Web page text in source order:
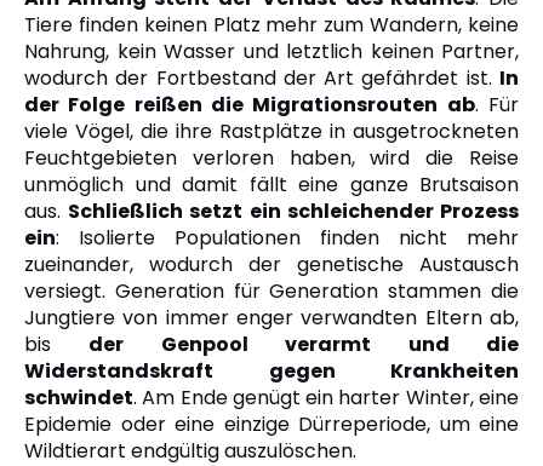
Tiere finden keinen Platz mehr zum Wandern, keine
Nahrung, kein Wasser und letztlich keinen Partner,
wodurch der Fortbestand der Art gefährdet ist. In
der Folge reißen die Migrationsrouten ab. Für
viele Vögel, die ihre Rastplätze in ausgetrockneten
Feuchtgebieten verloren haben, wird die Reise
unmöglich und damit fällt eine ganze Brutsaison
aus. Schließlich setzt ein schleichender Prozess
ein: Isolierte Populationen finden nicht mehr
zueinander, wodurch der genetische Austausch
versiegt. Generation für Generation stammen die
Jungtiere von immer enger verwandten Eltern ab,
bis der Genpool verarmt und die
Widerstandskraft gegen Krankheiten
schwindet. Am Ende genügt ein harter Winter, eine
Epidemie oder eine einzige Dürreperiode, um eine
Wildtierart endgültig auszulöschen.